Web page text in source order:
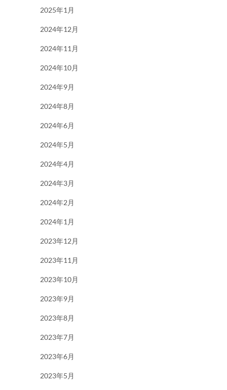
2025年1月
2024年12月
2024年11月
2024年10月
2024年9月
2024年8月
2024年6月
2024年5月
2024年4月
2024年3月
2024年2月
2024年1月
2023年12月
2023年11月
2023年10月
2023年9月
2023年8月
2023年7月
2023年6月
2023年5月